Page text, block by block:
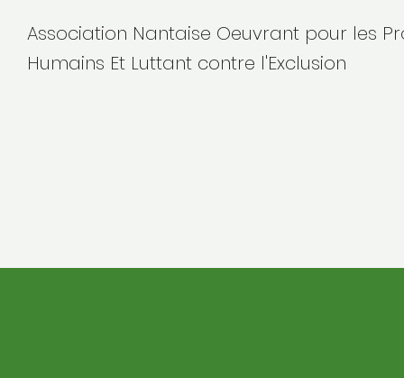
Association Nantaise Oeuvrant pour les
Humains Et Luttant contre l'Exclusion